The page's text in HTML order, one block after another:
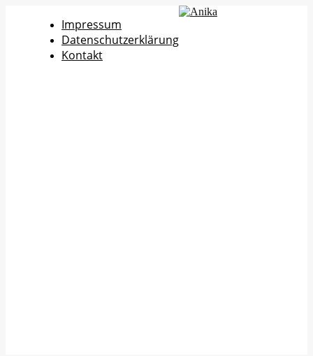
Impressum
Datenschutzerklärung
Kontakt